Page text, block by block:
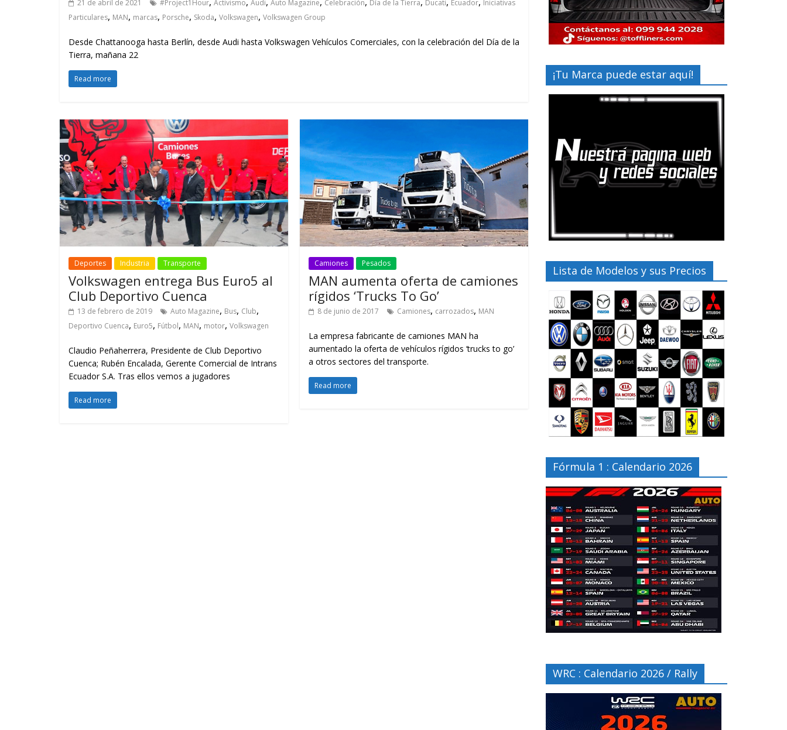
21 de abril de 2021 #Project1Hour Activismo Audi Auto Magazine Celebración Día de la Tierra Ducati Ecuador Iniciativas
Particulares, MAN, marcas, Porsche, Skoda, Volkswagen, Volkswagen Group
Desde Chattanooga hasta Berlín, desde Audi hasta Volkswagen Vehículos Comerciales, con la celebración del Día de la
Tierra, mañana 22
Read more
Deportes Industria Transporte
Volkswagen entrega Bus Euro5 al
Club Deportivo Cuenca
13 de febrero de 2019 Auto Magazine, Bus, Club,
Deportivo Cuenca, Euro5, Fútbol, MAN, motor, Volkswagen
Claudio Peñaherrera, Presidente de Club Deportivo
Cuenca; Rubén Encalada, Gerente Comercial de Intrans
Ecuador S.A. Tras ellos vemos a jugadores
Read more
Camiones Pesados
MAN aumenta oferta de camiones
rígidos ‘Trucks To Go’
8 de junio de 2017 Camiones, carrozados, MAN
La empresa fabricante de camiones MAN ha
aumentado la oferta de vehículos rígidos ‘trucks to go’
a otros sectores del transporte.
Read more
¡Tu Marca puede estar aquí!
Lista de Modelos y sus Precios
Fórmula 1 : Calendario 2026
WRC : Calendario 2026 / Rally